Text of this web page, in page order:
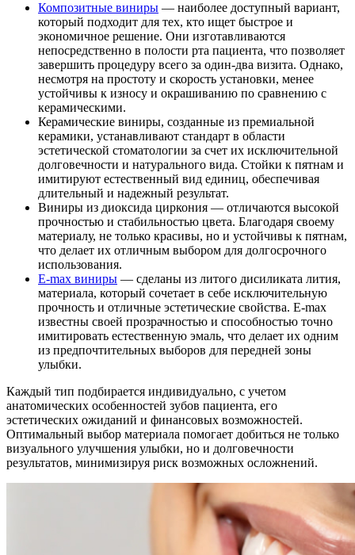
Композитные виниры — наиболее доступный вариант,
который подходит для тех, кто ищет быстрое и
экономичное решение. Они изготавливаются
непосредственно в полости рта пациента, что позволяет
завершить процедуру всего за один-два визита. Однако,
несмотря на простоту и скорость установки, менее
устойчивы к износу и окрашиванию по сравнению с
керамическими.
Керамические виниры, созданные из премиальной
керамики, устанавливают стандарт в области
эстетической стоматологии за счет их исключительной
долговечности и натурального вида. Стойки к пятнам и
имитируют естественный вид единиц, обеспечивая
длительный и надежный результат.
Виниры из диоксида циркония — отличаются высокой
прочностью и стабильностью цвета. Благодаря своему
материалу, не только красивы, но и устойчивы к пятнам,
что делает их отличным выбором для долгосрочного
использования.
E-max виниры — сделаны из литого дисиликата лития,
материала, который сочетает в себе исключительную
прочность и отличные эстетические свойства. E-max
известны своей прозрачностью и способностью точно
имитировать естественную эмаль, что делает их одним
из предпочтительных выборов для передней зоны
улыбки.
Каждый тип подбирается индивидуально, с учетом
анатомических особенностей зубов пациента, его
эстетических ожиданий и финансовых возможностей.
Оптимальный выбор материала помогает добиться не только
визуального улучшения улыбки, но и долговечности
результатов, минимизируя риск возможных осложнений.